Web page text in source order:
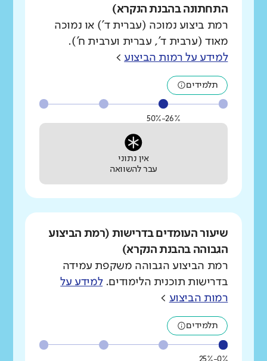
התחתונה בהבנת הנקרא)
רמת ביצוע נמוכה (עברית ד') או נמוכה
מאוד (ערבית ד', עברית וערבית ח').
למידע על רמות הביצוע >
תלמידים
26%-50%
אין נתוני
עבר להשוואה
שיעור העומדים בדרישות (רמת הביצוע
הגבוהה בהבנת הנקרא)
רמת הביצוע הגבוהה משקפת עמידה
בדרישות תוכנית הלימודים.למידע על
רמות הביצוע >
תלמידים